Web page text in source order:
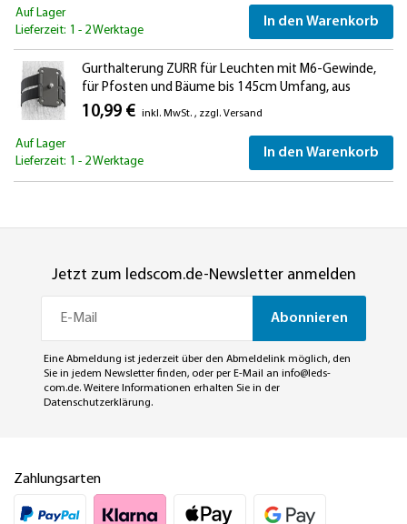
Auf Lager
Lieferzeit: 1 - 2 Werktage
In den Warenkorb
Gurthalterung ZURR für Leuchten mit M6-Gewinde,
für Pfosten und Bäume bis 145cm Umfang, aus
Edelstahl
10,99 € inkl. MwSt. , zzgl. Versand
Auf Lager
Lieferzeit: 1 - 2 Werktage
In den Warenkorb
Jetzt zum ledscom.de-Newsletter anmelden
Abonnieren
Eine Abmeldung ist jederzeit über den Abmeldelink möglich, den
Sie in jedem Newsletter finden, oder per E-Mail an info@leds-
com.de. Weitere Informationen erhalten Sie in der
Datenschutzerklärung.
Zahlungsarten